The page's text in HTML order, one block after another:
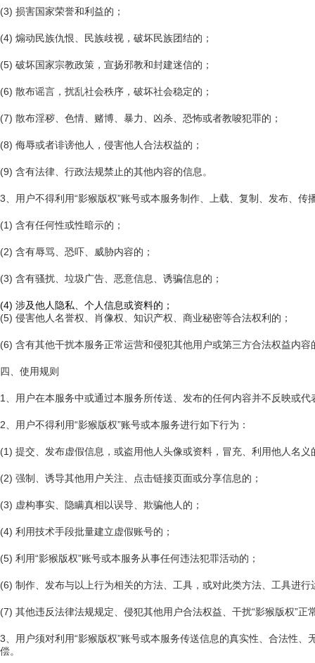
(3) 损害国家荣誉和利益的；
(4) 煽动民族仇恨、民族歧视，破坏民族团结的；
(5) 破坏国家宗教政策，宣扬邪教和封建迷信的；
(6) 散布谣言，扰乱社会秩序，破坏社会稳定的；
(7) 散布淫秽、色情、赌博、暴力、凶杀、恐怖或者教唆犯罪的；
(8) 侮辱或者诽谤他人，侵害他人合法权益的；
(9) 含有法律、行政法规禁止的其他内容的信息。
3、用户不得利用“影猴版权”账号或本服务制作、上载、复制、发布、
(1) 含有任何性或性暗示的；
(2) 含有辱骂、恐吓、威胁内容的；
(3) 含有骚扰、垃圾广告、恶意信息、诱骗信息的；
(4) 涉及他人隐私、个人信息或资料的；
(5) 侵害他人名誉权、肖像权、知识产权、商业秘密等合法权利的；
(6) 含有其他干扰本服务正常运营和侵犯其他用户或第三方合法权益内容
四、使用规则
1、用户在本服务中或通过本服务所传送、发布的任何内容并不反映或
2、用户不得利用“影猴版权”账号或本服务进行如下行为：
(1) 提交、发布虚假信息，或盗用他人头像或资料，冒充、利用他人名义
(2) 强制、诱导其他用户关注、点击链接页面或分享信息的；
(3) 虚构事实、隐瞒真相以误导、欺骗他人的；
(4) 利用技术手段批量建立虚假账号的；
(5) 利用“影猴版权”账号或本服务从事任何违法犯罪活动的；
(6) 制作、发布与以上行为相关的方法、工具，或对此类方法、工具进
(7) 其他违反法律法规规定、侵犯其他用户合法权益、干扰“影猴版权”正
3、用户须对利用“影猴版权”账号或本服务传送信息的真实性、合法性
偿。